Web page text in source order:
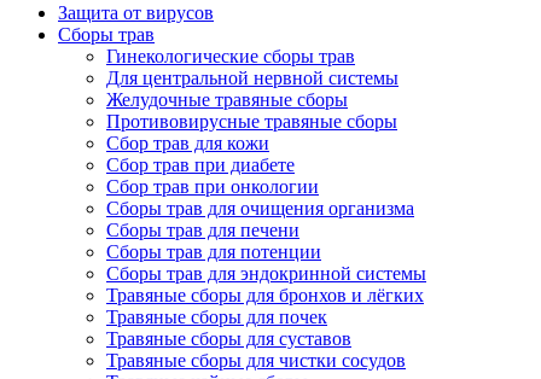
Защита от вирусов
Сборы трав
Гинекологические сборы трав
Для центральной нервной системы
Желудочные травяные сборы
Противовирусные травяные сборы
Сбор трав для кожи
Сбор трав при диабете
Сбор трав при онкологии
Сборы трав для очищения организма
Сборы трав для печени
Сборы трав для потенции
Сборы трав для эндокринной системы
Травяные сборы для бронхов и лёгких
Травяные сборы для почек
Травяные сборы для суставов
Травяные сборы для чистки сосудов